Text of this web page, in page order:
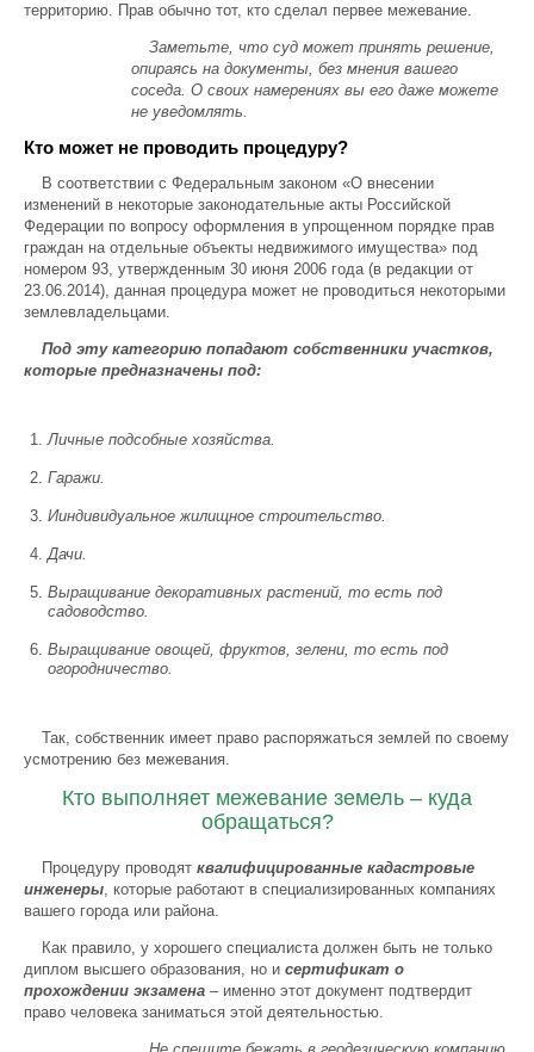
территорию. Прав обычно тот, кто сделал первее межевание.
Заметьте, что суд может принять решение,
опираясь на документы, без мнения вашего
соседа. О своих намерениях вы его даже можете
не уведомлять.
Кто может не проводить процедуру?
В соответствии с Федеральным законом «О внесении
изменений в некоторые законодательные акты Российской
Федерации по вопросу оформления в упрощенном порядке прав
граждан на отдельные объекты недвижимого имущества» под
номером 93, утвержденным 30 июня 2006 года (в редакции от
23.06.2014), данная процедура может не проводиться некоторыми
землевладельцами.
Под эту категорию попадают собственники участков,
которые предназначены под:
Личные подсобные хозяйства.
Гаражи.
Ииндивидуальное жилищное строительство.
Дачи.
Выращивание декоративных растений, то есть под
садоводство.
Выращивание овощей, фруктов, зелени, то есть под
огородничество.
Так, собственник имеет право распоряжаться землей по своему
усмотрению без межевания.
Кто выполняет межевание земель – куда
обращаться?
Процедуру проводят квалифицированные кадастровые
инженеры, которые работают в специализированных компаниях
вашего города или района.
Как правило, у хорошего специалиста должен быть не только
диплом высшего образования, но и сертификат о
прохождении экзамена – именно этот документ подтвердит
право человека заниматься этой деятельностью.